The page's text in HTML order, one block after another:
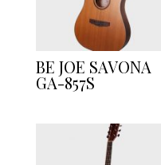
BE JOE SAVONA
GA-857S